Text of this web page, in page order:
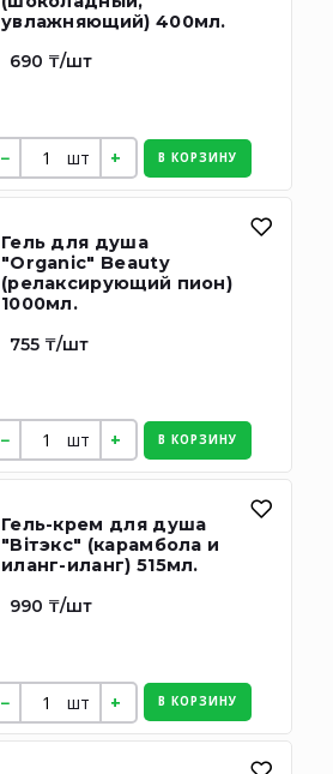
увлажняющий) 400мл.
690 ₸/шт
шт В КОРЗИНУ
Гель для душа
"Organic" Beauty
(релаксирующий пион)
1000мл.
755 ₸/шт
шт В КОРЗИНУ
Гель-крем для душа
"Вiтэкс" (карамбола и
иланг-иланг) 515мл.
990 ₸/шт
шт В КОРЗИНУ